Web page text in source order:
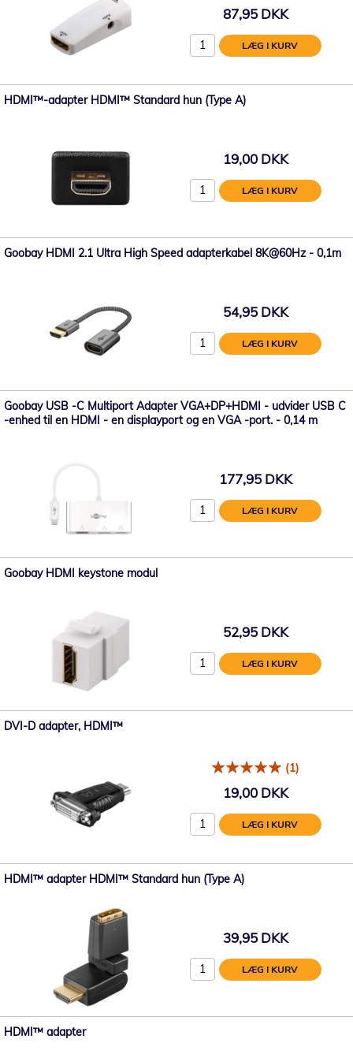
87,95 DKK
LÆG I KURV
HDMI™-adapter HDMI™ Standard hun (Type A)
19,00 DKK
LÆG I KURV
Goobay HDMI 2.1 Ultra High Speed adapterkabel 8K@60Hz - 0,1m
54,95 DKK
LÆG I KURV
Goobay USB -C Multiport Adapter VGA+DP+HDMI - udvider USB C
-enhed til en HDMI - en displayport og en VGA -port. - 0,14 m
177,95 DKK
LÆG I KURV
Goobay HDMI keystone modul
52,95 DKK
LÆG I KURV
DVI-D adapter, HDMI™
(1)
19,00 DKK
LÆG I KURV
HDMI™ adapter HDMI™ Standard hun (Type A)
39,95 DKK
LÆG I KURV
HDMI™ adapter